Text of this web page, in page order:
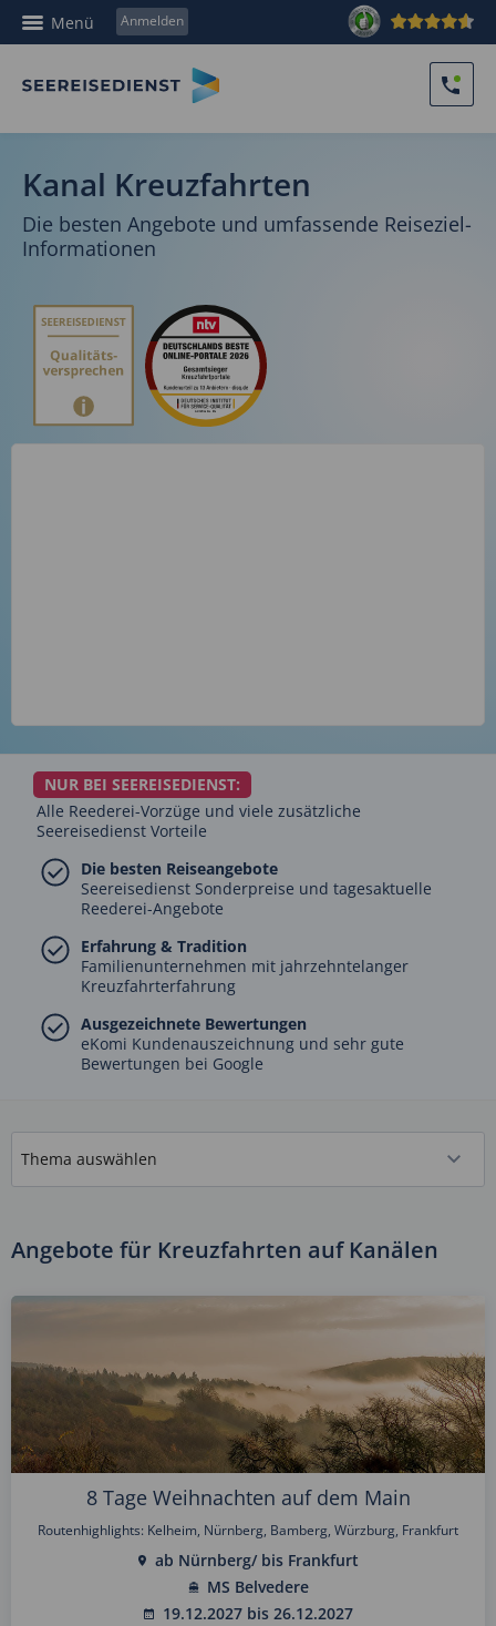
Menü Anmelden
Kanal Kreuzfahrten
Die besten Angebote und umfassende Reiseziel-
Informationen
NUR BEI SEEREISEDIENST:
Alle Reederei-Vorzüge und viele zusätzliche
Seereisedienst Vorteile
Die besten Reiseangebote
Seereisedienst Sonderpreise und tagesaktuelle
Reederei-Angebote
Erfahrung & Tradition
Familienunternehmen mit jahrzehntelanger
Kreuzfahrterfahrung
Ausgezeichnete Bewertungen
eKomi Kundenauszeichnung und sehr gute
Bewertungen bei Google
Angebote für Kreuzfahrten auf Kanälen
8 Tage Weihnachten auf dem Main
Routenhighlights: Kelheim, Nürnberg, Bamberg, Würzburg, Frankfurt
ab Nürnberg/ bis Frankfurt
MS Belvedere
19.12.2027 bis 26.12.2027